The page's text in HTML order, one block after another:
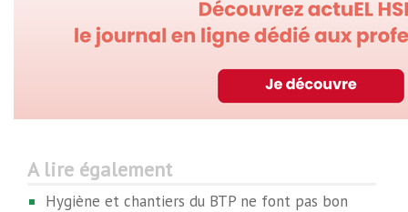
A lire également
Hygiène et chantiers du BTP ne font pas bon